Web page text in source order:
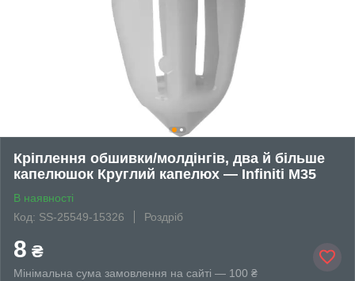
Кріплення обшивки/молдінгів, два й більше
капелюшок Круглий капелюх — Infiniti M35
В наявності
Код: SS-25549-15326
Роздріб
8 ₴
Мінімальна сума замовлення на сайті — 100 ₴